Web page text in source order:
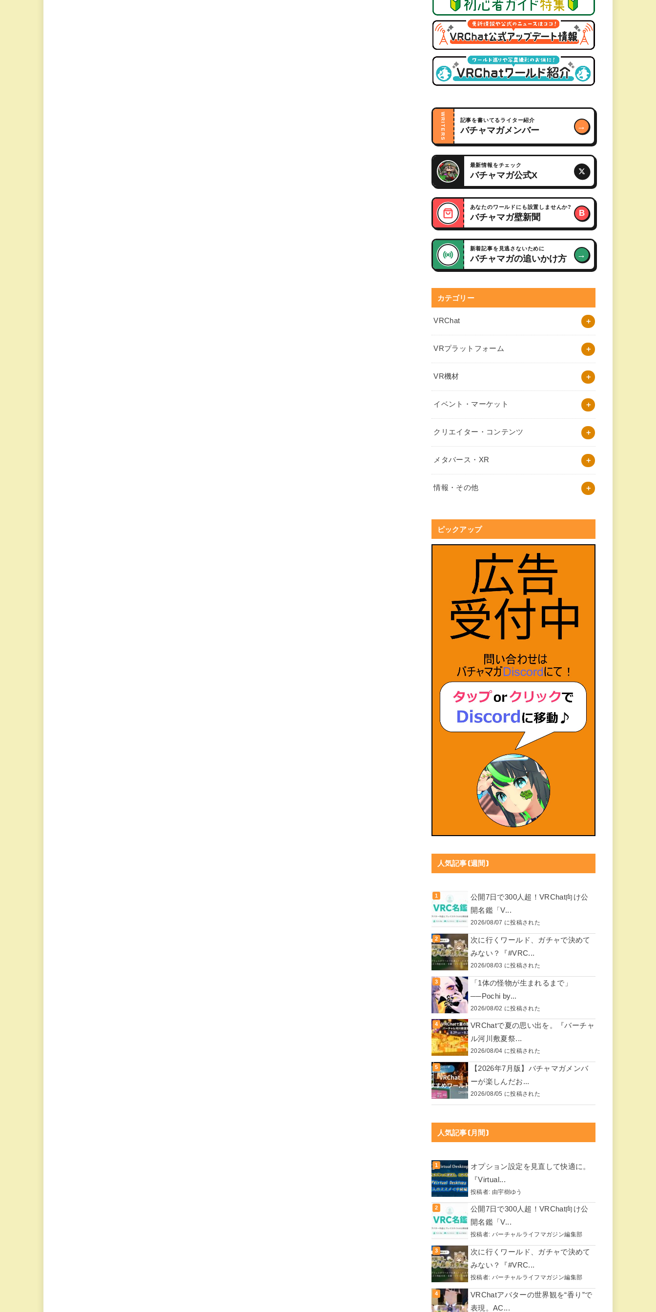
WRITERS 記事を書いてるライター紹介
バチャマガメンバー →
最新情報をチェック
バチャマガ公式X
あなたのワールドにも設置しませんか?
バチャマガ壁新聞 B
新着記事を見逃さないために
バチャマガの追いかけ方 →
カテゴリー
VRChat
VRプラットフォーム
VR機材
イベント・マーケット
クリエイター・コンテンツ
メタバース・XR
情報・その他
ピックアップ
人気記事(週間)
公開7日で300人超！VRChat向け公
開名鑑「V...
2026/08/07 に投稿された
次に行くワールド、ガチャで決めて
みない？『#VRC...
2026/08/03 に投稿された
「1体の怪物が生まれるまで」
──Pochi by...
2026/08/02 に投稿された
VRChatで夏の思い出を。『バーチャ
ル河川敷夏祭...
2026/08/04 に投稿された
【2026年7月版】バチャマガメンバ
ーが楽しんだお...
2026/08/05 に投稿された
人気記事(月間)
オプション設定を見直して快適に。
『Virtual...
投稿者: 由宇樹ゆう
公開7日で300人超！VRChat向け公
開名鑑「V...
投稿者: バーチャルライフマガジン編集部
次に行くワールド、ガチャで決めて
みない？『#VRC...
投稿者: バーチャルライフマガジン編集部
VRChatアバターの世界観を“香り”で
表現。AC...